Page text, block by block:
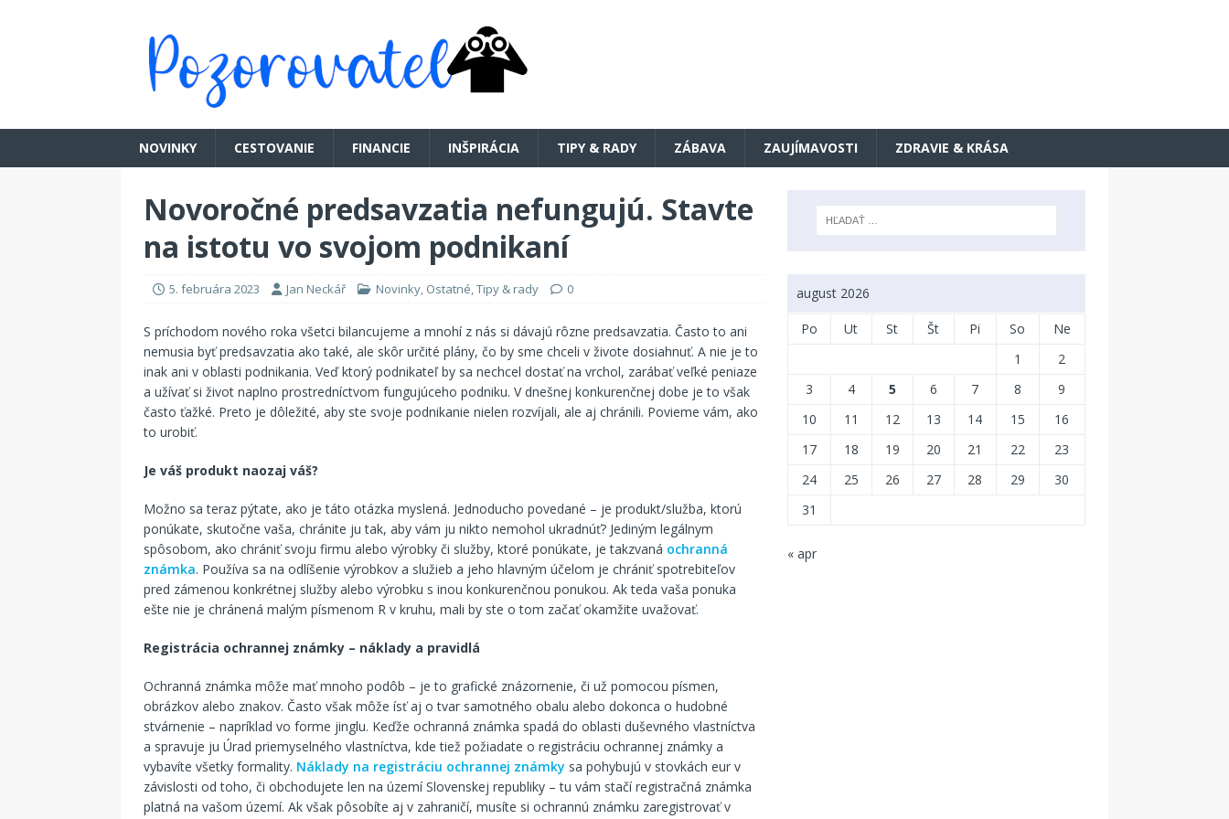
NOVINKY CESTOVANIE FINANCIE INŠPIRÁCIA TIPY & RADY ZÁBAVA ZAUJÍMAVOSTI ZDRAVIE & KRÁSA
Novoročné predsavzatia nefungujú. Stavte
na istotu vo svojom podnikaní
5. februára 2023 Jan Neckář Novinky, Ostatné,Tipy & rady 0
S príchodom nového roka všetci bilancujeme a mnohí z nás si dávajú rôzne predsavzatia. Často to ani
nemusia byť predsavzatia ako také, ale skôr určité plány, čo by sme chceli v živote dosiahnuť. A nie je to
inak ani v oblasti podnikania. Veď ktorý podnikateľ by sa nechcel dostať na vrchol, zarábať veľké peniaze
a užívať si život naplno prostredníctvom fungujúceho podniku. V dnešnej konkurenčnej dobe je to však
často ťažké. Preto je dôležité, aby ste svoje podnikanie nielen rozvíjali, ale aj chránili. Povieme vám, ako
to urobiť.
Je váš produkt naozaj váš?
Možno sa teraz pýtate, ako je táto otázka myslená. Jednoducho povedané – je produkt/služba, ktorú
ponúkate, skutočne vaša, chránite ju tak, aby vám ju nikto nemohol ukradnúť? Jediným legálnym
spôsobom, ako chrániť svoju firmu alebo výrobky či služby, ktoré ponúkate, je takzvaná ochranná
známka. Používa sa na odlíšenie výrobkov a služieb a jeho hlavným účelom je chrániť spotrebiteľov
pred zámenou konkrétnej služby alebo výrobku s inou konkurenčnou ponukou. Ak teda vaša ponuka
ešte nie je chránená malým písmenom R v kruhu, mali by ste o tom začať okamžite uvažovať.
Registrácia ochrannej známky – náklady a pravidlá
Ochranná známka môže mať mnoho podôb – je to grafické znázornenie, či už pomocou písmen,
obrázkov alebo znakov. Často však môže ísť aj o tvar samotného obalu alebo dokonca o hudobné
stvárnenie – napríklad vo forme jinglu. Keďže ochranná známka spadá do oblasti duševného vlastníctva
a spravuje ju Úrad priemyselného vlastníctva, kde tiež požiadate o registráciu ochrannej známky a
vybavíte všetky formality. Náklady na registráciu ochrannej známky sa pohybujú v stovkách eur v
závislosti od toho, či obchodujete len na území Slovenskej republiky – tu vám stačí registračná známka
platná na vašom území. Ak však pôsobíte aj v zahraničí, musíte si ochrannú známku zaregistrovať v
august 2026
Po Ut St Št Pi So
Ne
1
2
3
4 5 6 7 8
9
10
11 12 13 14 15
16
17
18 19 20 21 22
23
24
25 26 27 28 29
30
31
« apr